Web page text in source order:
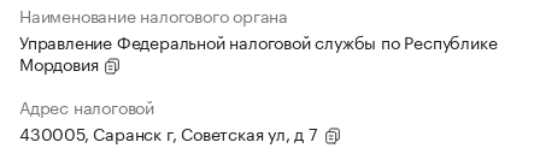
Наименование налогового органа
Управление Федеральной налоговой службы по Республике
Мордовия
Адрес налоговой
430005, Саранск г, Советская ул, д 7